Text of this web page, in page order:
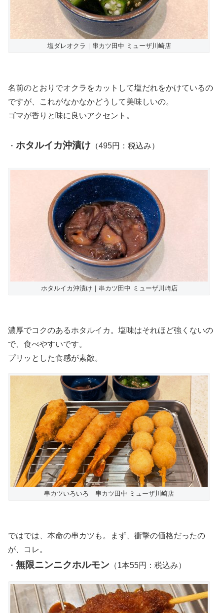
塩ダレオクラ｜串カツ田中 ミューザ川崎店
名前のとおりでオクラをカットして塩だれをかけているの
ですが、これがなかなかどうして美味しいの。
ゴマが香りと味に良いアクセント。
・ ホタルイカ沖漬け （495円：税込み）
ホタルイカ沖漬け｜串カツ田中 ミューザ川崎店
濃厚でコクのあるホタルイカ。塩味はそれほど強くないの
で、食べやすいです。
プリッとした食感が素敵。
串カツいろいろ｜串カツ田中 ミューザ川崎店
ではでは、本命の串カツも。まず、衝撃の価格だったの
が、コレ。
・ 無限ニンニクホルモン （1本55円：税込み）